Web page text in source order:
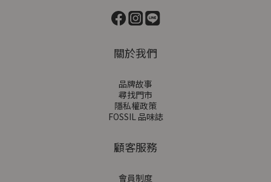
關於我們
品牌故事
尋找門市
隱私權政策
FOSSIL 品味誌
顧客服務
會員制度